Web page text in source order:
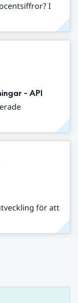
I
- API
för att